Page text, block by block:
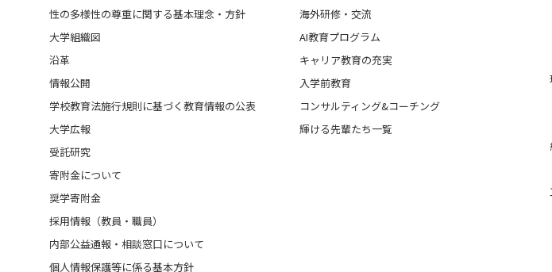
性の多様性の尊重に関する基本理念・方針
大学組織図
沿革
情報公開
学校教育法施行規則に基づく教育情報の公表
大学広報
受託研究
寄附金について
奨学寄附金
採用情報（教員・職員）
内部公益通報・相談窓口について
個人情報保護等に係る基本方針
海外研修・交流
AI教育プログラム
キャリア教育の充実
入学前教育
コンサルティング&コーチング
輝ける先輩たち一覧